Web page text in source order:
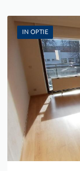
IN OPTIE